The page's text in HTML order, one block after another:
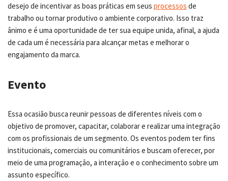
desejo de incentivar as boas práticas em seus processos de
trabalho ou tornar produtivo o ambiente corporativo. Isso traz
ânimo e é uma oportunidade de ter sua equipe unida, afinal, a ajuda
de cada um é necessária para alcançar metas e melhorar o
engajamento da marca.
Evento
Essa ocasião busca reunir pessoas de diferentes níveis com o
objetivo de promover, capacitar, colaborar e realizar uma integração
com os profissionais de um segmento. Os eventos podem ter fins
institucionais, comerciais ou comunitários e buscam oferecer, por
meio de uma programação, a interação e o conhecimento sobre um
assunto específico.